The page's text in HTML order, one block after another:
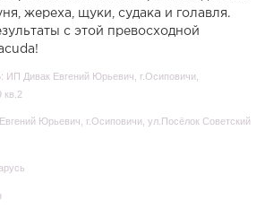
жереха, щуки, судака и голавля.
с этой превосходной
ИП Дивак Евгений Юрьевич, г.Осиповичи,
кв.2
Юрьевич, г.Осиповичи, ул.Посёлок Советский